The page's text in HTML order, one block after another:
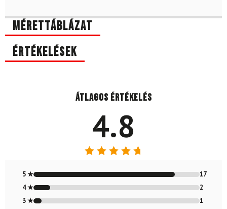
Mérettáblázat
Értékelések
Átlagos értékelés
4.8
4.80/ 5
5 ★
17
4 ★
2
3 ★
1